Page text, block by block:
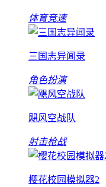
体育竞速
三国志异闻录
角色扮演
飓风空战队
射击枪战
樱花校园模拟器2